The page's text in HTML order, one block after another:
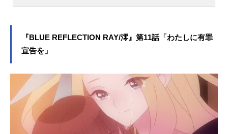
「BLUEREFLECTION」総合のアカ
は……
UEREFLECTION 幻に舞う少女の
ジェクト」。新作ゲーム2タイトルの
先陣を切って、TVアニメ『BLUERE
FLECTIONRAY/澪』が“アニメイズ
ム”枠ほかにて好評放送中です。この
たび、第10話のあらすじと先行カッ
トが公開されました！モモ（CV：高
『BLUE REFLECTION RAY/澪』第11話「わたしに有罪
宣告を」